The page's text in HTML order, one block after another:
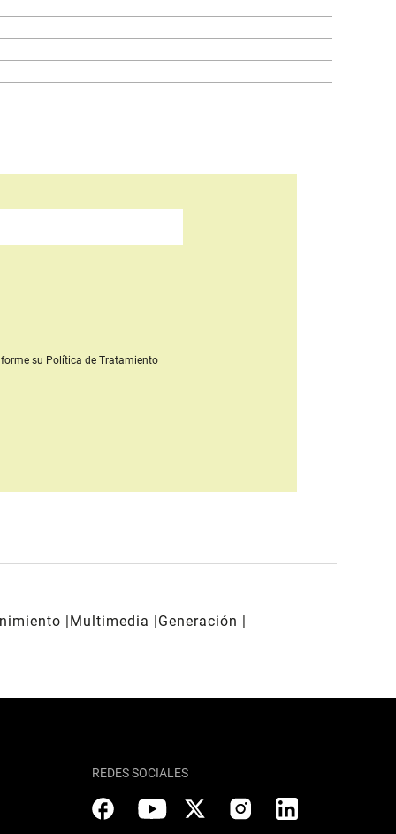
su Política de Tratamiento
Multimedia Generación
REDES SOCIALES